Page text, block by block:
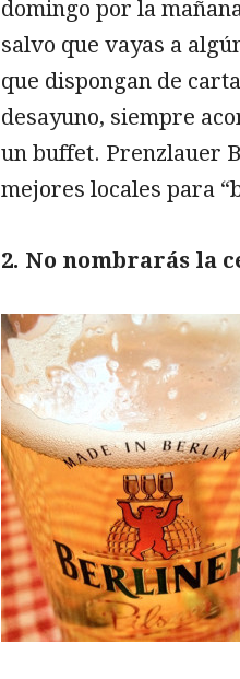
domingo por la
salvo que vayas a
que dispongan de
desayuno, siempre
un buffet. Prenzlauer
mejores locales para
2. No nombrarás la